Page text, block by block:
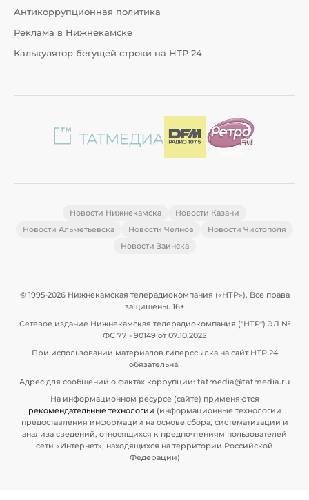
Антикоррупционная политика
Реклама в Нижнекамске
Калькулятор бегущей строки на НТР 24
Новости Нижнекамска
Новости Казани
Новости Альметьевска
Новости Челнов
Новости Чистополя
Новости Заинска
© 1995-2026 Нижнекамская телерадиокомпания («НТР»). Все права
защищены. 16+
Сетевое издание Нижнекамская телерадиокомпания ("НТР") ЭЛ №
ФС 77 - 90149 от 07.10.2025
При использовании материалов гиперссылка на сайт НТР 24
обязательна.
Адрес для сообщений о фактах коррупции: tatmedia@tatmedia.ru
На информационном ресурсе (сайте) применяются
рекомендательные технологии (информационные технологии
предоставления информации на основе сбора, систематизации и
анализа сведений, относящихся к предпочтениям пользователей
сети «Интернет», находящихся на территории Российской
Федерации)